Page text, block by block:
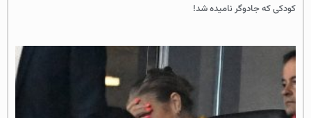
کودکی که جادوگر نامیده شد!